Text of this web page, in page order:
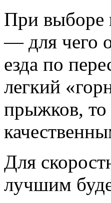
При выборе
— для чего
езда по
легкий
прыжков, то
Для
лучшим